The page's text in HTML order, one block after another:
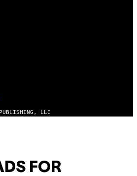
LLC
FOR